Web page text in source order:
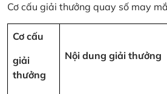
Cơ cấu giải thưởng quay số may
Cơ cấu
giải
thưởng
Nội dung giải thưởng